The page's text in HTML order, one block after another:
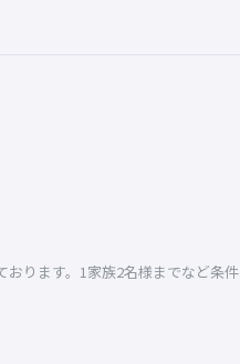
ります。1家族2名様までなど条件